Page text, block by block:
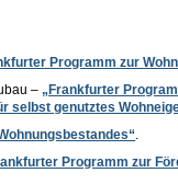
Programm zur
– „Frankfurter
selbst genutztes
Programm zur